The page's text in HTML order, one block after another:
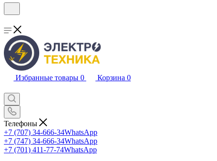
Избранные товары 0 Корзина 0
Телефоны
+7 (707) 34-666-34WhatsApp
+7 (747) 34-666-34WhatsApp
+7 (701) 411-77-74WhatsApp